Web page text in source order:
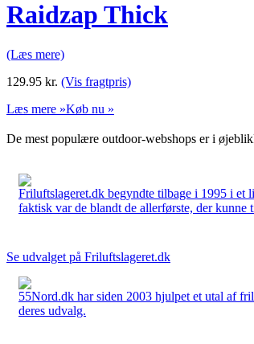
Raidzap Thick
(Læs mere)
129.95 kr. (Vis fragtpris)
Læs mere »Køb nu »
De mest populære outdoor-webshops er i
Friluftslageret.dk begyndte tilbage i 1995 i et
faktisk var de blandt de allerførste, der
Se udvalget på Friluftslageret.dk
55Nord.dk har siden 2003 hjulpet et utal af
deres udvalg.